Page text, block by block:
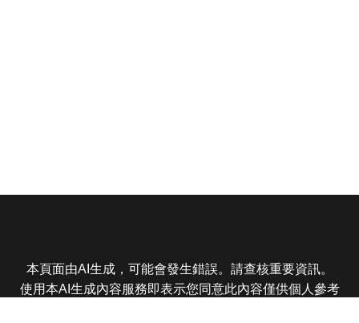
本頁面由AI生成，可能會發生錯誤。請查核重要資訊。
使用本AI生成內容服務即表示您同意此內容僅供個人參考